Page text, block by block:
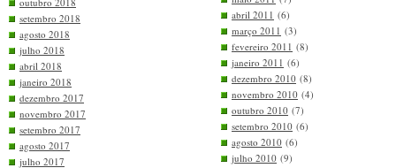
setembro 2018
agosto 2018
julho 2018
abril 2018
janeiro 2018
dezembro 2017
novembro 2017
setembro 2017
agosto 2017
julho 2017
abril 2011 (6)
março 2011 (3)
fevereiro 2011 (8)
janeiro 2011 (6)
dezembro 2010 (8)
novembro 2010 (4)
outubro 2010 (7)
setembro 2010 (6)
agosto 2010 (6)
julho 2010 (9)